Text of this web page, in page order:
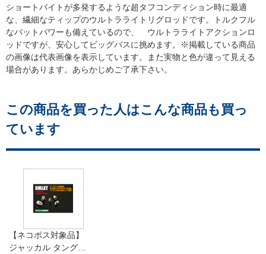
ショートバイトが多発するような超タフコンディション時に最適
な、繊細なティップのウルトラライトリグロッドです。トルクフル
なバットパワーも備えているので、 ウルトラライトアクションロ
ッドですが、安心してビッグバスに挑めます。※掲載している商品
の画像は代表画像を表示しています。また実物と色が違って見える
場合があります。あらかじめご了承下さい。
この商品を買った人はこんな商品も買っ
ています
【ネコポス対象品】
ジャッカル タングス